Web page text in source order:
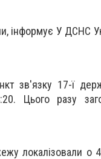
інформує У ДСНС
зв'язку 17-ї
Цього разу
локалізовали о